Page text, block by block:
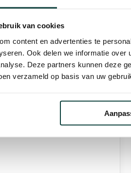
van cookies
content en advertenties te
Ook delen we informatie
Deze partners kunnen deze
verzameld op basis van uw